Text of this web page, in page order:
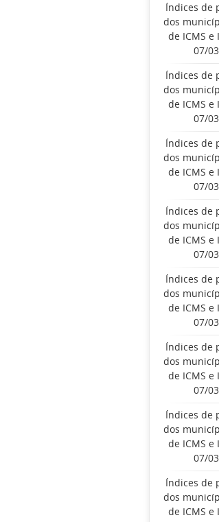
Índices de
dos
de ICMS e
07/
Índices de
dos
de ICMS e
07/
Índices de
dos
de ICMS e
07/
Índices de
dos
de ICMS e
07/
Índices de
dos
de ICMS e
07/
Índices de
dos
de ICMS e
07/
Índices de
dos
de ICMS e
07/
Índices de
dos
de ICMS e